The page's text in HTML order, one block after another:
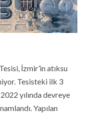
İzmir’in atıksu
Tesisteki ilk 3
yılında devreye
Yapılan